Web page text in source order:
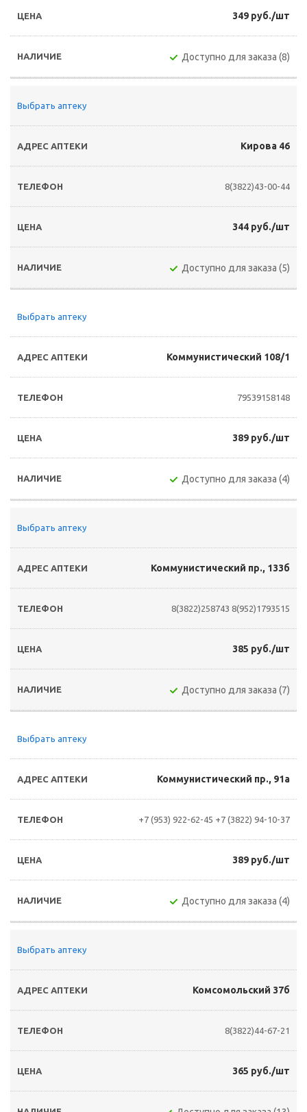
349 руб./шт
Доступно для заказа (8)
Выбрать аптеку
Кирова 46
8(3822)43-00-44
344 руб./шт
Доступно для заказа (5)
Выбрать аптеку
Коммунистический 108/1
79539158148
389 руб./шт
Доступно для заказа (4)
Выбрать аптеку
Коммунистический пр., 133б
8(3822)258743 8(952)1793515
385 руб./шт
Доступно для заказа (7)
Выбрать аптеку
Коммунистический пр., 91а
+7 (953) 922-62-45 +7 (3822) 94-10-37
389 руб./шт
Доступно для заказа (4)
Выбрать аптеку
Комсомольский 37б
8(3822)44-67-21
365 руб./шт